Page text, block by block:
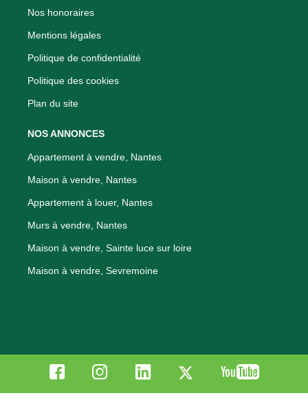
Nos honoraires
Mentions légales
Politique de confidentialité
Politique des cookies
Plan du site
NOS ANNONCES
Appartement à vendre, Nantes
Maison à vendre, Nantes
Appartement à louer, Nantes
Murs à vendre, Nantes
Maison à vendre, Sainte luce sur loire
Maison à vendre, Sevremoine